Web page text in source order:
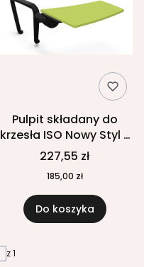
Pulpit składany do
krzesła ISO Nowy Styl z
podłokietnikiem
(prawy / lewy)
227,55 zł
185,00 zł
Do koszyka
z 1